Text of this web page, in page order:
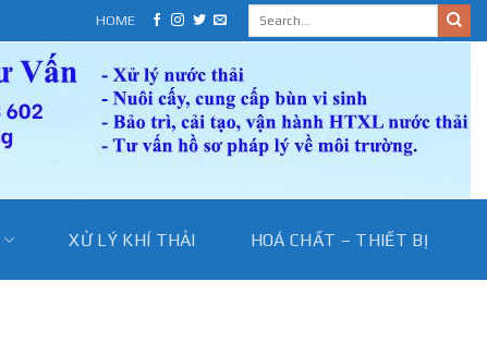
HOME
XỬ LÝ KHÍ THẢI HOÁ CHẤT – THIẾT BỊ